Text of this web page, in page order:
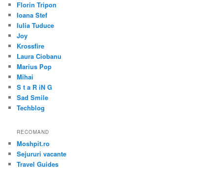
Florin Tripon
Ioana Stef
Iulia Tuduce
Joy
Krossfire
Laura Ciobanu
Marius Pop
Mihai
S t a R iN G
Sad Smile
Techblog
RECOMAND
Moshpit.ro
Sejururi vacante
Travel Guides